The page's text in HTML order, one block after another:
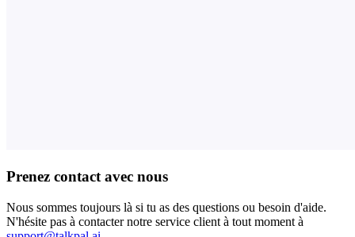
Prenez contact avec nous
Nous sommes toujours là si tu as des questions ou besoin d'aide.
N'hésite pas à contacter notre service client à tout moment à